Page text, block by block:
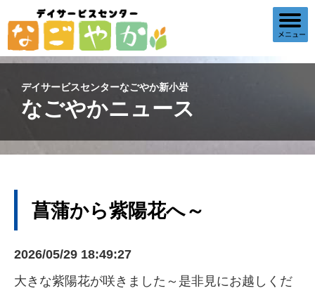
デイサービスセンターなごやか新小岩
なごやかニュース
菖蒲から紫陽花へ～
2026/05/29 18:49:27
大きな紫陽花が咲きました～是非見にお越しくだ